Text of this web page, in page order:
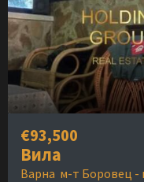
€93,500
Вила
Варна м-т Боровец -